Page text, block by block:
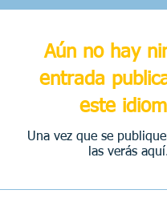
Aún no hay
entrada
este
Una vez que se
las verás